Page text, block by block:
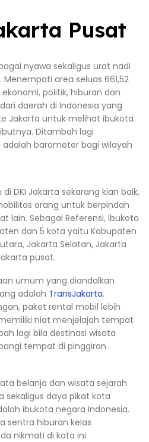
Pusat
nyawa sekaligus urat nadi
Menempati area seluas 661,52
politik, hiburan dan
daerah di Indonesia yang
Jakarta untuk melihat ibukota
Ditambah lagi
barometer bagi wilayah
DKI Jakarta sekarang kian baik,
orang untuk berpindah
lain. Sebagai Referensi, Ibukota
dan 5 kota yaitu Kabupaten
Jakarta Selatan, Jakarta
pusat.
umum yang diandalkan
adalah TransJakarta.
paket rental mobil lebih
niat menjelajah tempat
lagi bila destinasi wisata
tempat di pinggiran
belanja dan wisata sejarah
daya pikat kota
ibukota negara Indonesia.
sentra hiburan kelas
nikmati di kota ini.